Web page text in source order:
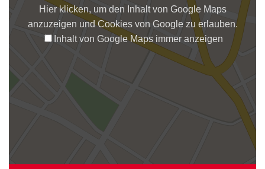
Hier klicken, um den Inhalt von Google Maps
anzuzeigen und Cookies von Google zu erlauben.
Inhalt von Google Maps immer anzeigen